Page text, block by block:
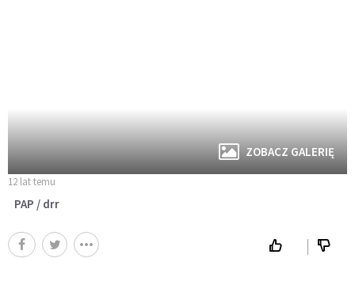
ZOBACZ GALERIĘ
12 lat temu
PAP / drr